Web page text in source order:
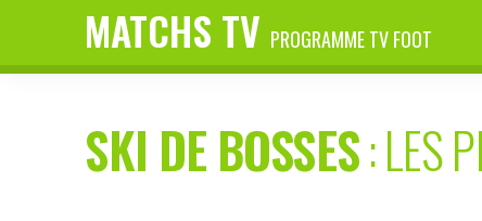
MATCHS TV PROGRAMME TV FOOT
SKI DE BOSSES: LES